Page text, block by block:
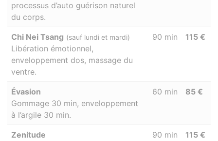
processus d’auto guérison naturel
du corps.
Chi Nei Tsang (sauf lundi et mardi)
Libération émotionnel,
enveloppement dos, massage du
ventre.
90 min 115 €
Évasion
Gommage 30 min, enveloppement
à l’argile 30 min.
60 min 85 €
Zenitude
90 min 115 €